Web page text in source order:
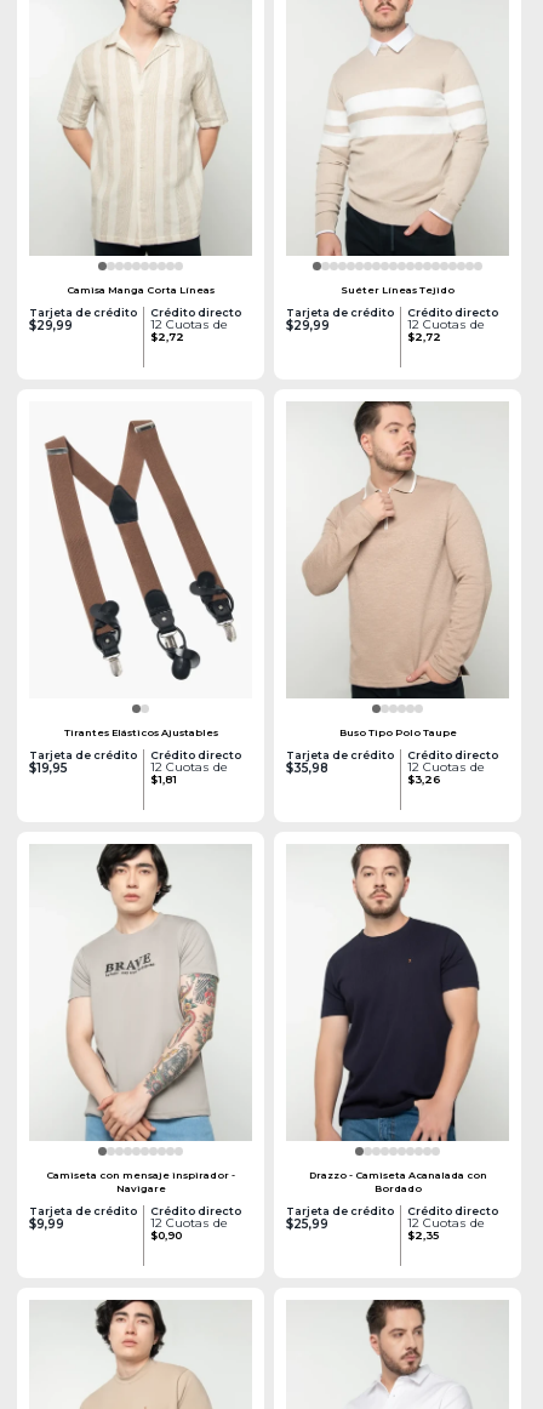
Camisa Manga Corta Líneas
Tarjeta de crédito
$29,99
Crédito directo
12 Cuotas de
$2,72
Suéter Líneas Tejido
Tarjeta de crédito
$29,99
Crédito directo
12 Cuotas de
$2,72
Tirantes Elásticos Ajustables
Tarjeta de crédito
$19,95
Crédito directo
12 Cuotas de
$1,81
Buso Tipo Polo Taupe
Tarjeta de crédito
$35,98
Crédito directo
12 Cuotas de
$3,26
Camiseta con mensaje inspirador -
Navigare
Tarjeta de crédito
$9,99
Crédito directo
12 Cuotas de
$0,90
Drazzo - Camiseta Acanalada con
Bordado
Tarjeta de crédito
$25,99
Crédito directo
12 Cuotas de
$2,35